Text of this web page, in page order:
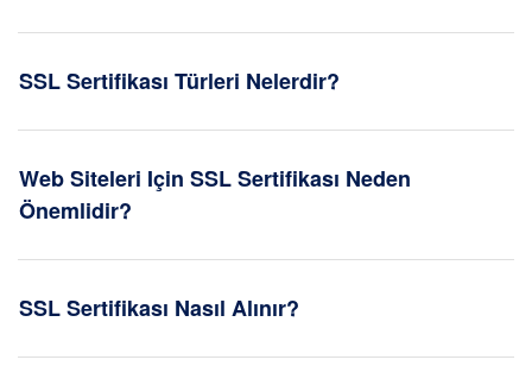
SSL Sertifikası Türleri Nelerdir?
Web Siteleri Için SSL Sertifikası Neden
Önemlidir?
SSL Sertifikası Nasıl Alınır?